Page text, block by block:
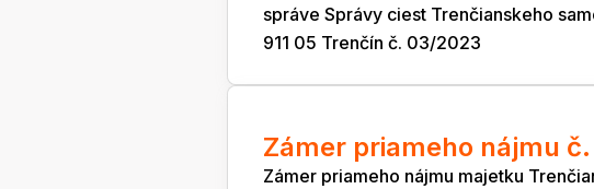
správe Správy ciest Trenčianskeho
911 05 Trenčín č. 03/2023
Zámer priameho nájmu
Zámer priameho nájmu majetku